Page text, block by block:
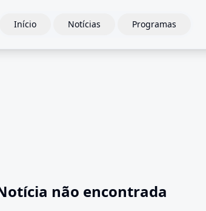
Início Notícias Programas
não encontrada